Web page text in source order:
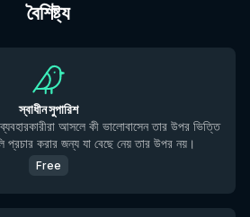
বৈশিষ্ট্য
স্বাধীন সুপারিশ
আসলে কী ভালোবাসেন তার উপর ভিত্তি
প্রচার করার জন্য যা বেছে নেয় তার উপর নয়।
Free